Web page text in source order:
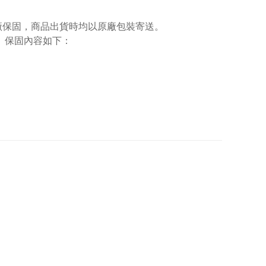
固，商品出貨時均以原廠包裝寄送。
固內容如下：